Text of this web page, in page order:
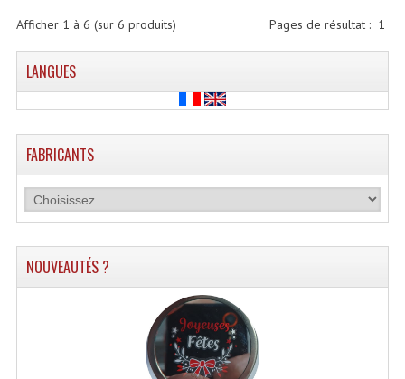
Effets LASERS
Lasers (Effets Volumetriques)
Lasers D'extérieur Multi-Points
Effets Lumineux, Effets Disco
Blocs De Puissance
Chenillards Modulateurs
Pages de résultat : 1
Afficher 1 à 6 (sur 6 produits)
LANGUES
FABRICANTS
NOUVEAUTÉS ?